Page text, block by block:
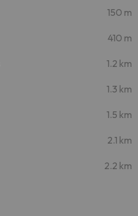
150 m
410 m
1.2 km
1.3 km
1.5 km
2.1 km
2.2 km